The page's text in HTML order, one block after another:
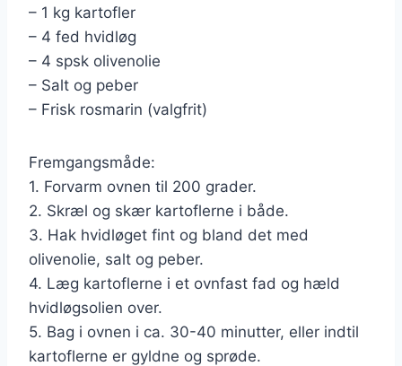
– 1 kg kartofler
– 4 fed hvidløg
– 4 spsk olivenolie
– Salt og peber
– Frisk rosmarin (valgfrit)
Fremgangsmåde:
1. Forvarm ovnen til 200 grader.
2. Skræl og skær kartoflerne i både.
3. Hak hvidløget fint og bland det med
olivenolie, salt og peber.
4. Læg kartoflerne i et ovnfast fad og hæld
hvidløgsolien over.
5. Bag i ovnen i ca. 30-40 minutter, eller indtil
kartoflerne er gyldne og sprøde.